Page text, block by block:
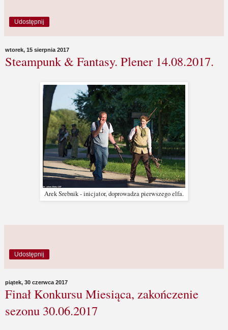
Udostępnij
wtorek, 15 sierpnia 2017
Steampunk & Fantasy. Plener 14.08.2017.
Arek Srebnik - inicjator, doprowadza pierwszego elfa.
Udostępnij
piątek, 30 czerwca 2017
Finał Konkursu Miesiąca, zakończenie
sezonu 30.06.2017